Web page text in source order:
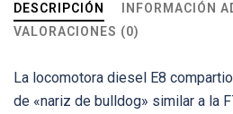
DESCRIPCIÓN
INFORMACIÓN
VALORACIONES (0)
La locomotora diesel E8
de «nariz de bulldog» similar a la